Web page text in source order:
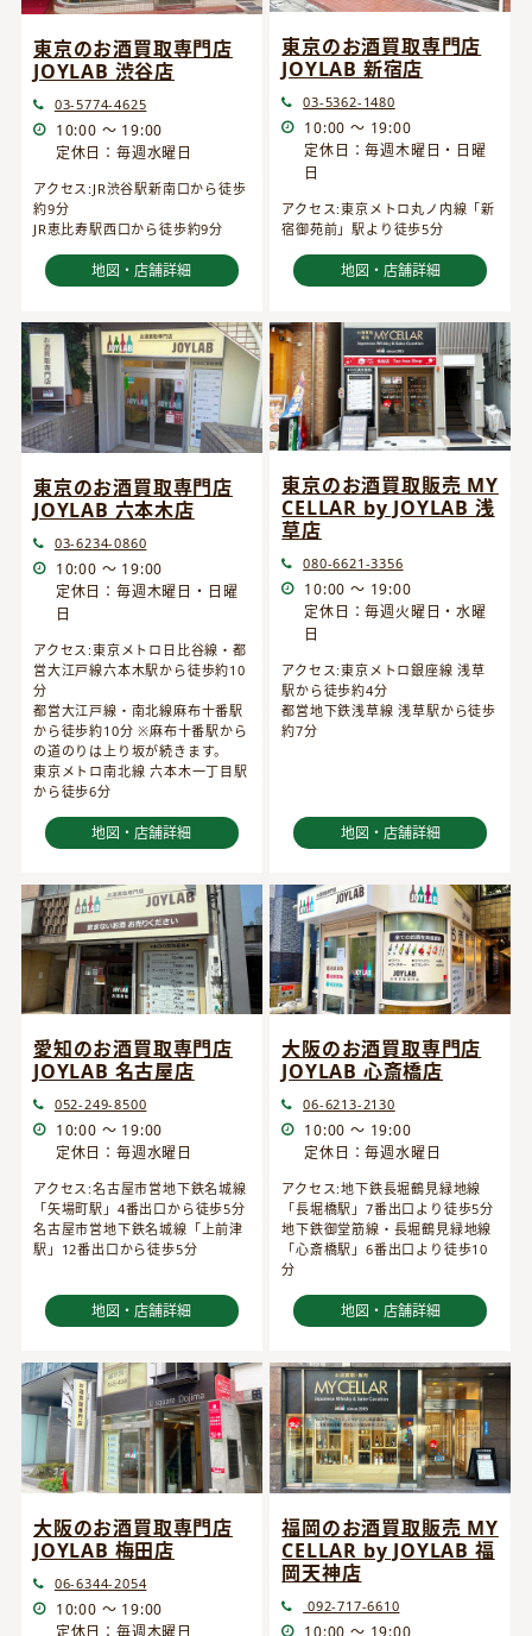
東京のお酒買取専門店
JOYLAB 渋谷店
03-5774-4625
10:00 ～ 19:00
定休日：毎週水曜日
アクセス:JR渋谷駅新南口から徒歩
約9分
JR恵比寿駅西口から徒歩約9分
地図・店舗詳細
東京のお酒買取専門店
JOYLAB 新宿店
03-5362-1480
10:00 ～ 19:00
定休日：毎週木曜日・日曜
日
アクセス:東京メトロ丸ノ内線「新
宿御苑前」駅より徒歩5分
地図・店舗詳細
東京のお酒買取専門店
JOYLAB 六本木店
03-6234-0860
10:00 ～ 19:00
定休日：毎週木曜日・日曜
日
アクセス:東京メトロ日比谷線・都
営大江戸線六本木駅から徒歩約10
分
都営大江戸線・南北線麻布十番駅
から徒歩約10分 ※麻布十番駅から
の道のりは上り坂が続きます。
東京メトロ南北線 六本木一丁目駅
から徒歩6分
地図・店舗詳細
東京のお酒買取販売 MY
CELLAR by JOYLAB 浅
草店
080-6621-3356
10:00 ～ 19:00
定休日：毎週火曜日・水曜
日
アクセス:東京メトロ銀座線 浅草
駅から徒歩約4分
都営地下鉄浅草線 浅草駅から徒歩
約7分
地図・店舗詳細
愛知のお酒買取専門店
JOYLAB 名古屋店
052-249-8500
10:00 ～ 19:00
定休日：毎週水曜日
アクセス:名古屋市営地下鉄名城線
「矢場町駅」4番出口から徒歩5分
名古屋市営地下鉄名城線「上前津
駅」12番出口から徒歩5分
地図・店舗詳細
大阪のお酒買取専門店
JOYLAB 心斎橋店
06-6213-2130
10:00 ～ 19:00
定休日：毎週水曜日
アクセス:地下鉄長堀鶴見緑地線
「長堀橋駅」7番出口より徒歩5分
地下鉄御堂筋線・長堀鶴見緑地線
「心斎橋駅」6番出口より徒歩10
分
地図・店舗詳細
大阪のお酒買取専門店
JOYLAB 梅田店
06-6344-2054
10:00 ～ 19:00
定休日：毎週木曜日
福岡のお酒買取販売 MY
CELLAR by JOYLAB 福
岡天神店
092-717-6610
10:00 ～ 19:00